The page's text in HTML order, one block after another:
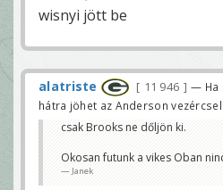
wisnyi jött be
alatriste 11 946
— Ha
hátra jöhet az Anderson vezércsel.
csak Brooks ne dőljön ki.
Okosan futunk a vikes Oban
Janek